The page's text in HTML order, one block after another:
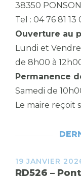
38350
Tel : 04 76 81
Ouverture au
Lundi et
de 8h00 à
Permanence
Samedi de
Le maire reçoit
19 JANVIER
RD526 –